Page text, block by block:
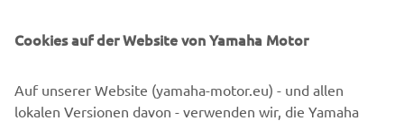
SUPPORT
NEWSLETTER
Cookies auf der Website von Yamaha Motor
Auf unserer Website (yamaha-motor.eu) - und allen
lokalen Versionen davon - verwenden wir, die Yamaha